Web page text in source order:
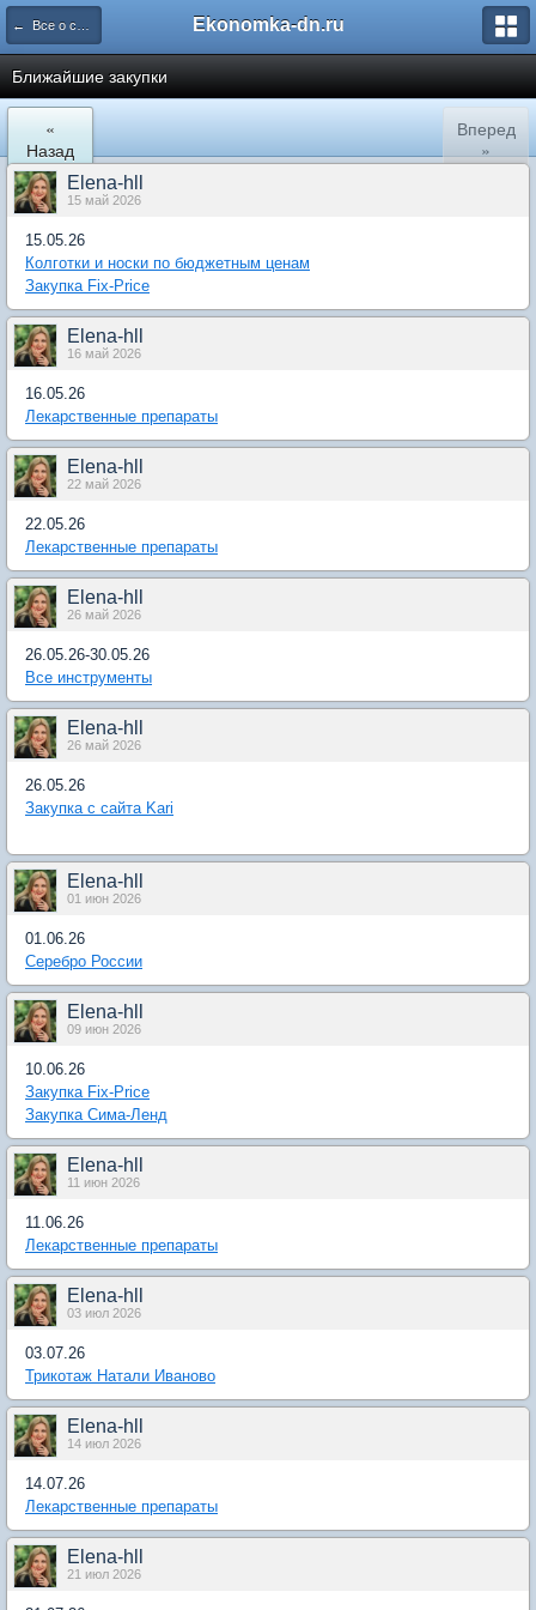
← Все о совместных покупках на Экономке Ekonomka-dn.ru
Ближайшие закупки
«
Назад
Вперед
»
Elena-hll
15 май 2026
15.05.26
Колготки и носки по бюджетным ценам
Закупка Fix-Price
Elena-hll
16 май 2026
16.05.26
Лекарственные препараты
Elena-hll
22 май 2026
22.05.26
Лекарственные препараты
Elena-hll
26 май 2026
26.05.26-30.05.26
Все инструменты
Elena-hll
26 май 2026
26.05.26
Закупка с сайта Kari
Elena-hll
01 июн 2026
01.06.26
Серебро России
Elena-hll
09 июн 2026
10.06.26
Закупка Fix-Price
Закупка Сима-Ленд
Elena-hll
11 июн 2026
11.06.26
Лекарственные препараты
Elena-hll
03 июл 2026
03.07.26
Трикотаж Натали Иваново
Elena-hll
14 июл 2026
14.07.26
Лекарственные препараты
Elena-hll
21 июл 2026